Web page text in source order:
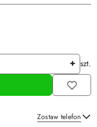
szt.
Zostaw telefon